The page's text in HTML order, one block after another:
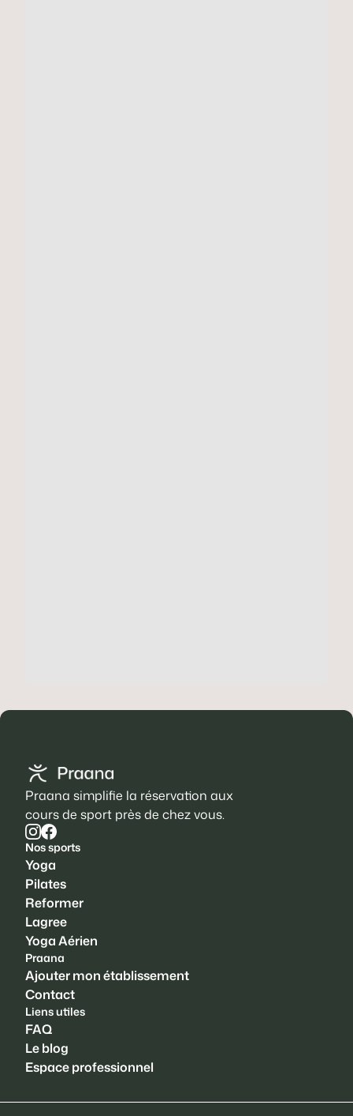
Praana simplifie la réservation aux
cours de sport près de chez vous.
Nos sports
Yoga
Pilates
Reformer
Lagree
Yoga Aérien
Praana
Ajouter mon établissement
Contact
Liens utiles
FAQ
Le blog
Espace professionnel